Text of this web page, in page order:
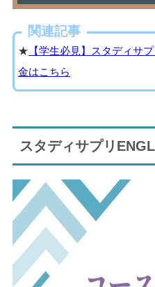
関連記事
★ 【学生必見】スタディサ
金はこちら
スタディサプリ